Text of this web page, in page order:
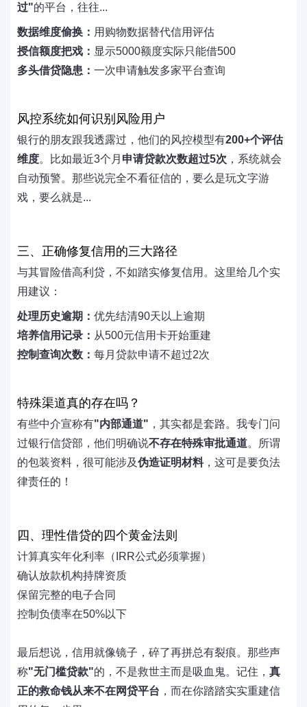
过"的平台，往往...
数据维度偷换： 用购物数据替代信用评估
授信额度把戏： 显示5000额度实际只能借500
多头借贷隐患： 一次申请触发多家平台查询
风控系统如何识别风险用户
银行的朋友跟我透露过，他们的风控模型有200+个评估
维度。比如最近3个月 申请贷款次数超过5次 ，系统就会
自动预警。那些说完全不看征信的，要么是玩文字游
戏，要么就是...
三、正确修复信用的三大路径
与其冒险借高利贷，不如踏实修复信用。这里给几个实
用建议：
处理历史逾期： 优先结清90天以上逾期
培养信用记录： 从500元信用卡开始重建
控制查询次数： 每月贷款申请不超过2次
特殊渠道真的存在吗？
有些中介宣称有"内部通道" ，其实都是套路。我专门问
过银行信贷部，他们明确说不存在特殊审批通道。所谓
的包装资料，很可能涉及伪造证明材料，这可是要负法
律责任的！
四、理性借贷的四个黄金法则
计算真实年化利率（IRR公式必须掌握）
确认放款机构持牌资质
保留完整的电子合同
控制负债率在50%以下
最后想说，信用就像镜子，碎了再拼总有裂痕。那些声
称"无门槛贷款"的，不是救世主而是吸血鬼。记住， 真
正的救命钱从来不在网贷平台 ，而在你踏踏实实重建信